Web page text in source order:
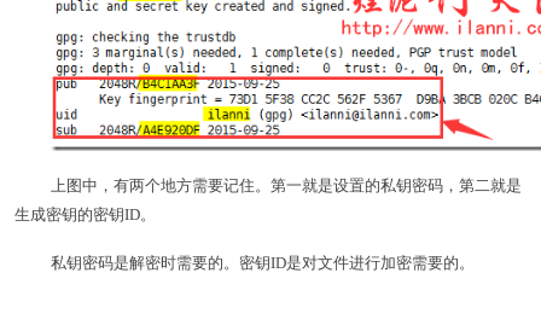
上图中，有两个地方需要记住。第一就是设置的私钥密码，第二就是
生成密钥的密钥ID。
私钥密码是解密时需要的。密钥ID是对文件进行加密需要的。